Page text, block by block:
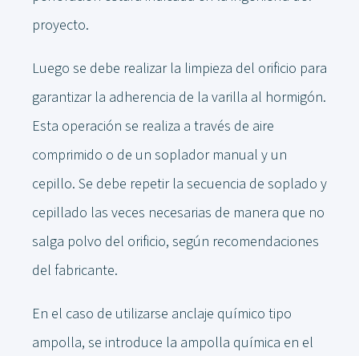
proyecto.
Luego se debe realizar la limpieza del orificio para
garantizar la adherencia de la varilla al hormigón.
Esta operación se realiza a través de aire
comprimido o de un soplador manual y un
cepillo. Se debe repetir la secuencia de soplado y
cepillado las veces necesarias de manera que no
salga polvo del orificio, según recomendaciones
del fabricante.
En el caso de utilizarse anclaje químico tipo
ampolla, se introduce la ampolla química en el